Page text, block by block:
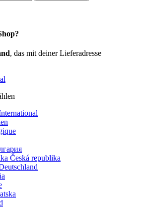
, das mit deiner Lieferadresse
Česká republika